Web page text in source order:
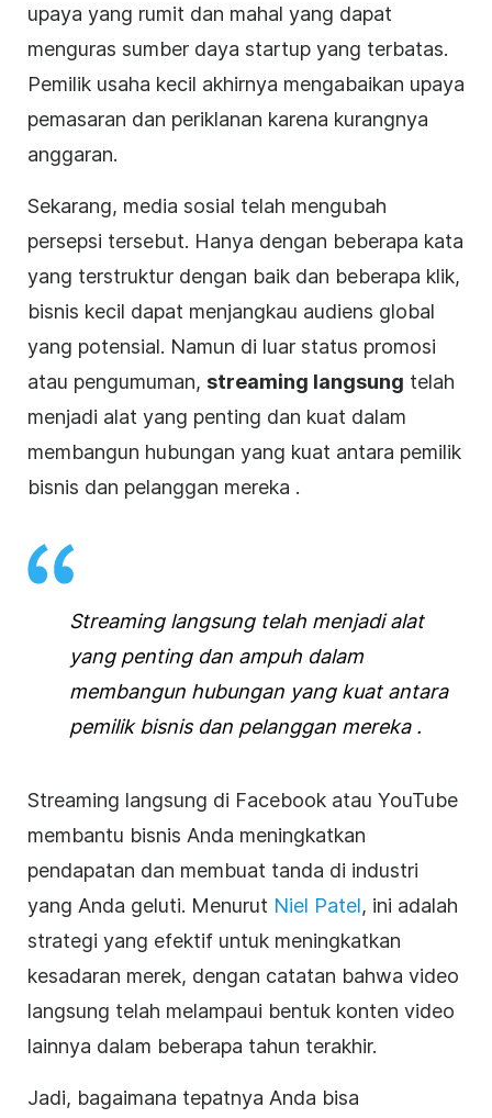
upaya yang rumit dan mahal yang dapat
menguras sumber daya startup yang terbatas.
Pemilik usaha kecil akhirnya mengabaikan upaya
pemasaran dan periklanan karena kurangnya
anggaran.
Sekarang, media sosial telah mengubah
persepsi tersebut. Hanya dengan beberapa kata
yang terstruktur dengan baik dan beberapa klik,
bisnis kecil dapat menjangkau audiens global
yang potensial. Namun di luar status promosi
atau pengumuman, streaming langsung telah
menjadi alat yang penting dan kuat dalam
membangun hubungan yang kuat antara pemilik
bisnis dan pelanggan mereka .
Streaming langsungtelah menjadi alat
yang penting dan ampuh dalam
membangun hubungan yang kuat antara
pemilik bisnisdan pelanggan mereka .
Streaming langsung di Facebook atau YouTube
membantu bisnis Anda meningkatkan
pendapatan dan membuat tanda di industri
yang Anda geluti. Menurut Niel Patel, ini adalah
strategi yang efektif untuk meningkatkan
kesadaran merek, dengan catatan bahwa video
langsung telah melampaui bentuk konten video
lainnya dalam beberapa tahun terakhir.
Jadi, bagaimana tepatnya Anda bisa